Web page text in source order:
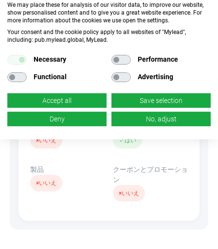
デバイス
モバイルデバイス
デスクトップ タブレット
インセンティブなし
n/d
n/d
ディープリンク
バナー
×いいえ
リンクを隠す
✓はい
製品
×いいえ
クーポンとプロモーショ
ン
×いいえ
We may place these for analysis of our visitor data, to improve our website,
show personalised content and to give you a great website experience. For
more information about the cookies we use open the settings.
Your consent and the cookie policy apply to all websites of "Mylead",
including: pub.mylead.global, MyLead.
Necessary Performance
Functional Advertising
Accept all Save selection
Deny No, adjust